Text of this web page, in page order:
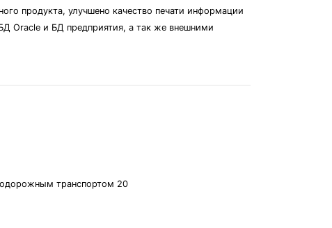
продукта, улучшено качество печати информации
Oracle и БД предприятия, а так же внешними
транспортом 20